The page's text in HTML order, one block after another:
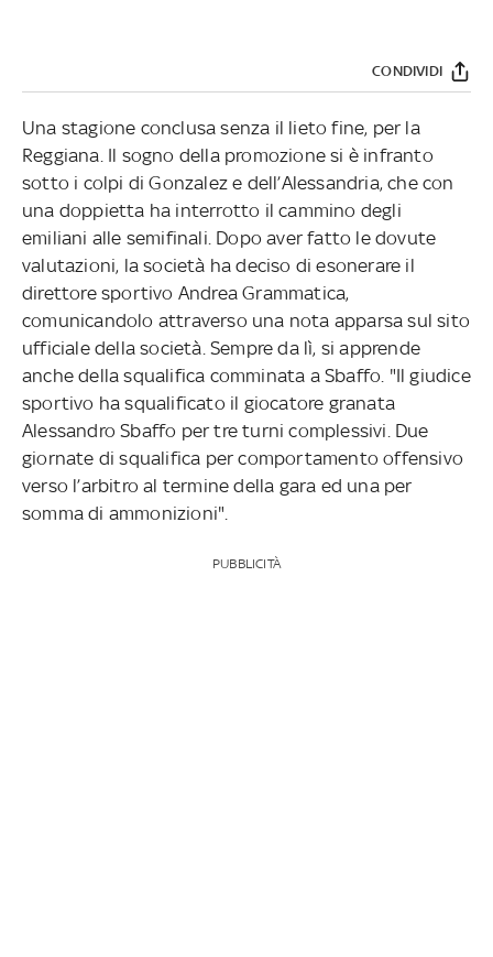
CONDIVIDI
Una stagione conclusa senza il lieto fine, per la
Reggiana. Il sogno della promozione si è infranto
sotto i colpi di Gonzalez e dell’Alessandria, che con
una doppietta ha interrotto il cammino degli
emiliani alle semifinali. Dopo aver fatto le dovute
valutazioni, la società ha deciso di esonerare il
direttore sportivo Andrea Grammatica,
comunicandolo attraverso una nota apparsa sul sito
ufficiale della società. Sempre da lì, si apprende
anche della squalifica comminata a Sbaffo. "Il giudice
sportivo ha squalificato il giocatore granata
Alessandro Sbaffo per tre turni complessivi. Due
giornate di squalifica per comportamento offensivo
verso l’arbitro al termine della gara ed una per
somma di ammonizioni".
PUBBLICITÀ